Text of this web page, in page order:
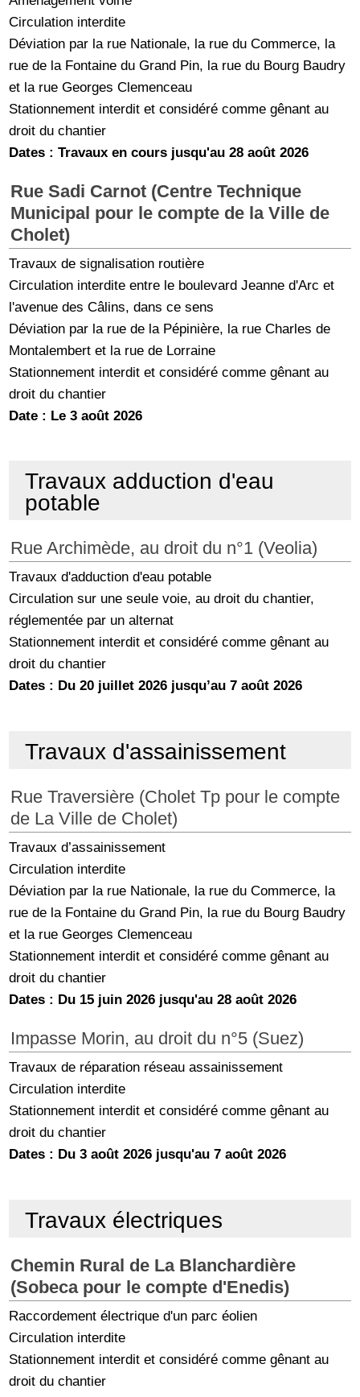
Circulation interdite
Déviation par la rue Nationale, la rue du Commerce, la
rue de la Fontaine du Grand Pin, la rue du Bourg Baudry
et la rue Georges Clemenceau
Stationnement interdit et considéré comme gênant au
droit du chantier
Dates : Travaux en cours jusqu'au 28 août 2026
Rue Sadi Carnot (Centre Technique
Municipal pour le compte de la Ville de
Cholet)
Travaux de signalisation routière
Circulation interdite entre le boulevard Jeanne d'Arc et
l'avenue des Câlins, dans ce sens
Déviation par la rue de la Pépinière, la rue Charles de
Montalembert et la rue de Lorraine
Stationnement interdit et considéré comme gênant au
droit du chantier
Date : Le 3 août 2026
Travaux adduction d'eau
potable
Rue Archimède, au droit du n°1 (Veolia)
Travaux d'adduction d'eau potable
Circulation sur une seule voie, au droit du chantier,
réglementée par un alternat
Stationnement interdit et considéré comme gênant au
droit du chantier
Dates : Du 20 juillet 2026 jusqu’au 7 août 2026
Travaux d'assainissement
Rue Traversière (Cholet Tp pour le compte
de La Ville de Cholet)
Travaux d’assainissement
Circulation interdite
Déviation par la rue Nationale, la rue du Commerce, la
rue de la Fontaine du Grand Pin, la rue du Bourg Baudry
et la rue Georges Clemenceau
Stationnement interdit et considéré comme gênant au
droit du chantier
Dates : Du 15 juin 2026 jusqu'au 28 août 2026
Impasse Morin, au droit du n°5 (Suez)
Travaux de réparation réseau assainissement
Circulation interdite
Stationnement interdit et considéré comme gênant au
droit du chantier
Dates : Du 3 août 2026 jusqu'au 7 août 2026
Travaux électriques
Chemin Rural de La Blanchardière
(Sobeca pour le compte d'Enedis)
Raccordement électrique d'un parc éolien
Circulation interdite
Stationnement interdit et considéré comme gênant au
droit du chantier